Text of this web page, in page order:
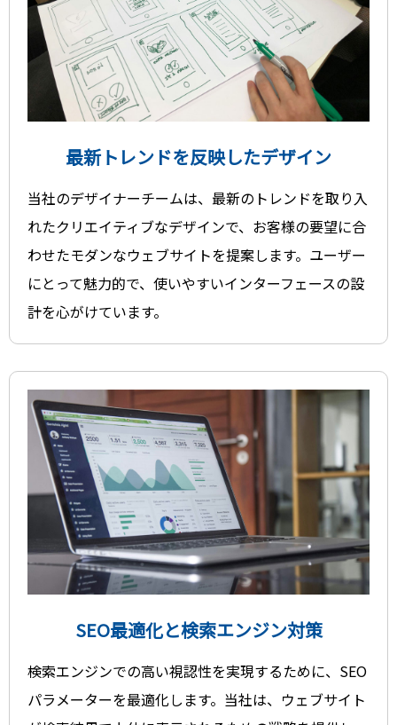
最新トレンドを反映したデザイン
当社のデザイナーチームは、最新のトレンドを取り入
れたクリエイティブなデザインで、お客様の要望に合
わせたモダンなウェブサイトを提案します。ユーザー
にとって魅力的で、使いやすいインターフェースの設
計を心がけています。
SEO最適化と検索エンジン対策
検索エンジンでの高い視認性を実現するために、SEO
パラメーターを最適化します。当社は、ウェブサイト